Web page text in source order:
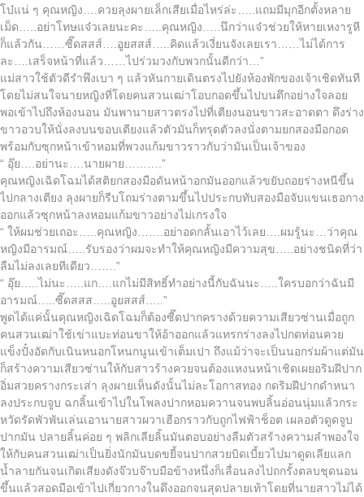
โบ๋แน่ ๆ คุณหญิง….ควยลุงผายเล็กเสียเมื่อไหร่ล่ะ…..แถมมีมุกอีกตั้งหลาย
เม็ด…..อย่าโทษแจ๋วเลยนะคะ…..คุณหญิง…..นึกว่าแจ๋วช่วยให้หายเหงารูหี
ก็แล้วกัน……ซี๊ดสสส์….อูยสสส์…..คิดแล้วเงี่ยนจังเลยเรา……ไม่ได้การ
ละ….เสร็จหน้าที่แล้ว……ไปร่วมวงกับพวกนั้นดีกว่า…”
แม่สาวใช้ตัวดีรำพึงเบา ๆ แล้วหันกายเดินตรงไปยังห้องพักของเจ้าเชิดทันที
โดยไม่สนใจนายหญิงที่โดยคนสวนเฒ่าโอบกอดขึ้นไปบนตึกอย่างใจลอย
พอเข้าไปถึงห้องนอน มันพานายสาวตรงไปที่เตียงนอนขาวสะอาดตา ดึงร่าง
ขาวอวบให้นั่งลงบนขอบเตียงแล้วตัวมันก็ทรุดตัวลงนั่งตามยกสองมือกอด
พร้อมกับซุกหน้าเข้าหอมที่พวงแก้มขาวราวกับว่ามันเป็นเจ้าของ
“ อุ๊ย….อย่านะ….นายผาย……….”
คุณหญิงเฉิดโฉมได้สติยกสองมือดันหน้าอกมันออกแล้วขยับถอยร่างหนีขึ้น
ไปกลางเตียง ลุงผายก็รีบโถมร่างตามขึ้นไปประกบทับสองมือจับแขนเธอกาง
ออกแล้วซุกหน้าลงหอมแก้มขาวอย่างไม่เกรงใจ
“ ให้ผมช่วยเถอะ…..คุณหญิง…….อย่าอดกลั้นเอาไว้เลย….ผมรู้นะ…ว่าคุณ
หญิงมีอารมณ์…..รับรองว่าผมจะทำให้คุณหญิงมีความสุข…..อย่างชนิดที่ว่า
ลืมไม่ลงเลยทีเดียว…….”
“ อุ๊ย…..ไม่นะ…..แก….แกไม่มีสิทธิ์ทำอย่างนี้กับฉันนะ…..ใครบอกว่าฉันมี
อารมณ์…..ซี๊ดสสส…..อูยสสส์…..”
พูดได้แค่นั้นคุณหญิงเฉิดโฉมก็ต้องซี๊ดปากครางด้วยความเสียวซ่านเมื่อถูก
คนสวนเฒ่าใช้เข่าแบะท่อนขาให้อ้าออกแล้วแทรกร่างลงไปกดท่อนควย
แข็งปั๋งอัดกับเนินหนอกโหนกนูนเข้าเต็มเปา ถึงแม้ว่าจะเป็นนอกร่มผ้าแต่มัน
ก็สร้างความเสียวซ่านให้กับสาวร้างควยจนต้องแหงนหน้าเชิดเผยอริมฝีปาก
อิ่มสวยครางกระเส่า ลุงผายเห็นดังนั้นไม่ละโอกาสทอง กดริมฝีปากดำหนา
ลงประกบจูบ ฉกลิ้นเข้าไปในโพลงปากหอมควานจนพบลิ้นอ่อนนุ่มแล้วกระ
หวัดรัดพัวพันเล่นเอานายสาวผวาเฮือกราวกับถูกไฟฟ้าช็อต เผลอตัวดูดจูบ
ปากมัน ปลายลิ้นค่อย ๆ พลิกเลียลิ้นมันตอบอย่างลืมตัวสร้างความลำพองใจ
ให้กับคนสวนเฒ่าเป็นยิ่งนักมันบดขยี้จนปากสวยบิดเบี้ยวไปมาดูดเลียแลก
น้ำลายกันจนเกิดเสียงดังจ๊วบจ๊าบมือข้างหนึ่งก็เลื่อนลงไปถกรั้งตลบชุดนอน
ขึ้นแล้วสอดมือเข้าไปเกี่ยวกางในดึงออกจนสุดปลายเท้าโดยที่นายสาวไม่ได้